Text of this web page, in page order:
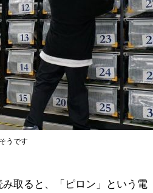
うです
取ると、「ピロン」という電